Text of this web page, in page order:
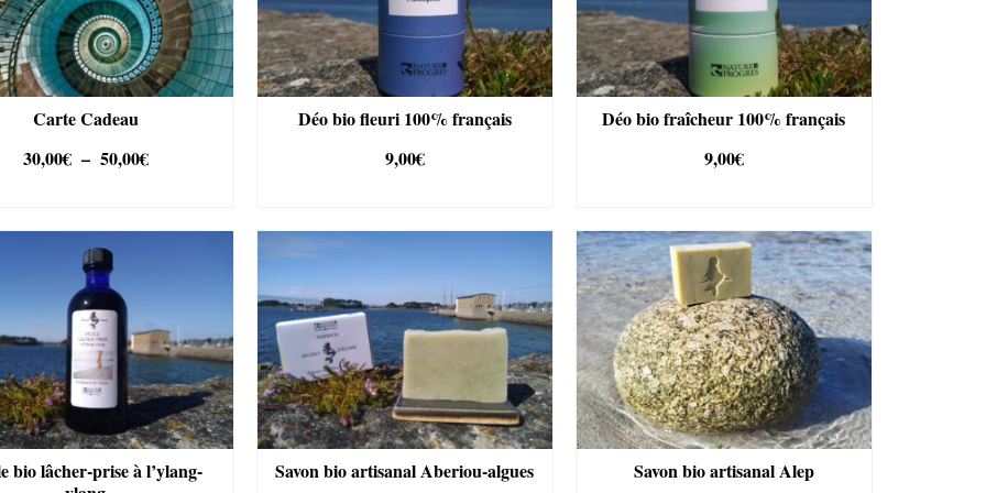
Carte Cadeau
30,00€ – 50,00€Plage
produit
a
plusieurs
variations.
Les
options
peuvent
être
choisies
sur
page
Déo bio fleuri 100% français
9,00€
Déo bio fraîcheur 100% français
9,00€
bio lâcher-prise à l’ylang-
Savon bio artisanal Aberiou-algues Savon bio artisanal Alep